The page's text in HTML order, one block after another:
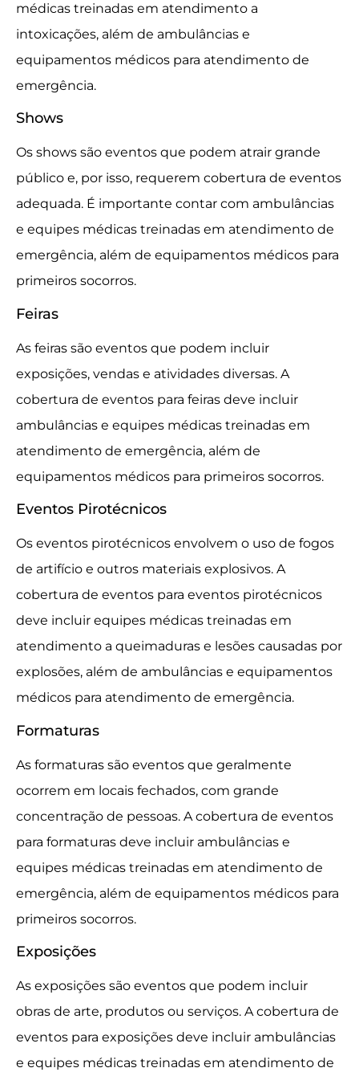
médicas treinadas em atendimento a
intoxicações, além de ambulâncias e
equipamentos médicos para atendimento de
emergência.
Shows
Os shows são eventos que podem atrair grande
público e, por isso, requerem cobertura de eventos
adequada. É importante contar com ambulâncias
e equipes médicas treinadas em atendimento de
emergência, além de equipamentos médicos para
primeiros socorros.
Feiras
As feiras são eventos que podem incluir
exposições, vendas e atividades diversas. A
cobertura de eventos para feiras deve incluir
ambulâncias e equipes médicas treinadas em
atendimento de emergência, além de
equipamentos médicos para primeiros socorros.
Eventos Pirotécnicos
Os eventos pirotécnicos envolvem o uso de fogos
de artifício e outros materiais explosivos. A
cobertura de eventos para eventos pirotécnicos
deve incluir equipes médicas treinadas em
atendimento a queimaduras e lesões causadas por
explosões, além de ambulâncias e equipamentos
médicos para atendimento de emergência.
Formaturas
As formaturas são eventos que geralmente
ocorrem em locais fechados, com grande
concentração de pessoas. A cobertura de eventos
para formaturas deve incluir ambulâncias e
equipes médicas treinadas em atendimento de
emergência, além de equipamentos médicos para
primeiros socorros.
Exposições
As exposições são eventos que podem incluir
obras de arte, produtos ou serviços. A cobertura de
eventos para exposições deve incluir ambulâncias
e equipes médicas treinadas em atendimento de